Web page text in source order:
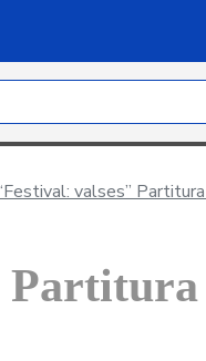
clave
valses”